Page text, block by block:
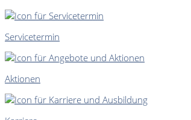
Servicetermin
Aktionen